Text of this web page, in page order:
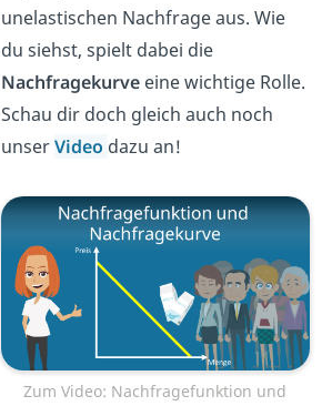
unelastischen Nachfrage aus. Wie
du siehst, spielt dabei die
Nachfragekurveeine wichtige Rolle.
Schau dir doch gleich auch noch
unserVideo dazu an!
Zum Video: Nachfragefunktion und